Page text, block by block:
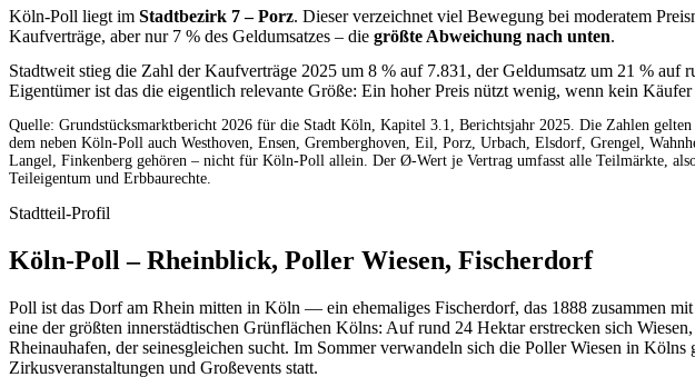
Köln-Poll liegt im Stadtbezirk 7 – Porz. Dieser verzeichnet viel Bewegung bei moderatem
Kaufverträge, aber nur 7 % des Geldumsatzes – die größte Abweichung nach unten.
Stadtweit stieg die Zahl der Kaufverträge 2025 um 8 % auf 7.831, der Geldumsatz um 21 % auf
Eigentümer ist das die eigentlich relevante Größe: Ein hoher Preis nützt wenig, wenn kein Käufer
Quelle: Grundstücksmarktbericht 2026 für die Stadt Köln, Kapitel 3.1, Berichtsjahr 2025. Die Zahlen gelten
dem neben Köln-Poll auch Westhoven, Ensen, Gremberghoven, Eil, Porz, Urbach, Elsdorf, Grengel,
Langel, Finkenberg gehören – nicht für Köln-Poll allein. Der Ø-Wert je Vertrag umfasst alle Teilmärkte, also
Teileigentum und Erbbaurechte.
Stadtteil-Profil
Köln-Poll – Rheinblick, Poller Wiesen, Fischerdorf
Poll ist das Dorf am Rhein mitten in Köln — ein ehemaliges Fischerdorf, das 1888 zusammen
eine der größten innerstädtischen Grünflächen Kölns: Auf rund 24 Hektar erstrecken sich
Rheinauhafen, der seinesgleichen sucht. Im Sommer verwandeln sich die Poller Wiesen in
Zirkusveranstaltungen und Großevents statt.